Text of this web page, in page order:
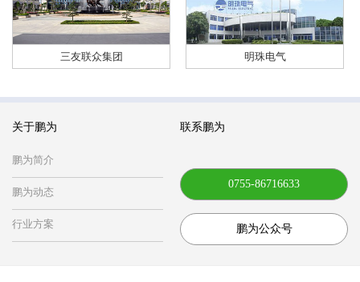
三友联众集团 明珠电气
关于鹏为
鹏为简介
鹏为动态
行业方案
联系鹏为
0755-86716633
鹏为公众号